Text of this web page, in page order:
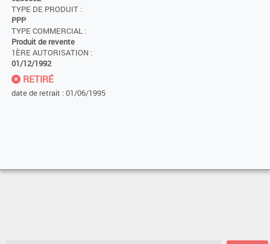
TYPE DE PRODUIT :
PPP
TYPE COMMERCIAL :
Produit de revente
1ÈRE AUTORISATION :
01/12/1992
RETIRÉ
date de retrait : 01/06/1995